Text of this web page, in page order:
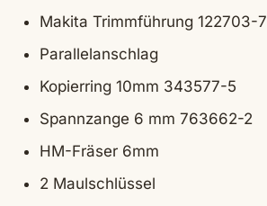
Makita Trimmführung 122703-7
Parallelanschlag
Kopierring 10mm 343577-5
Spannzange 6 mm 763662-2
HM-Fräser 6mm
2 Maulschlüssel